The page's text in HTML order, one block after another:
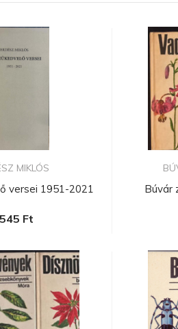
MIKLÓS
versei 1951-2021
Ft
Búvár